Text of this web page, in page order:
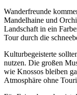
Wanderfreunde
Mandelhaine und
Landschaft in ein
Tour durch die
Kulturbegeisterte
nutzen. Die großen
wie Knossos bleiben
Atmosphäre ohne